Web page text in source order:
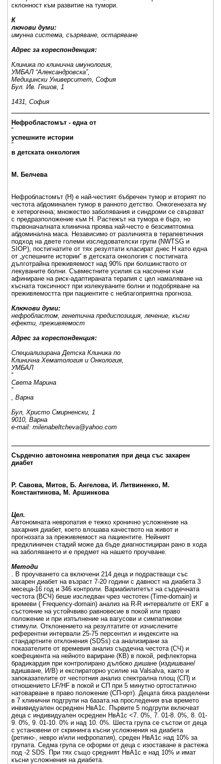
склонност към развитие на тумори.
К
лючови думи:
имунна система, съзряване, остаряване
Адрес за кореспонденция:
Клиника по клинична имунология,
УМБАЛ “Александровска”,
Медицински Университет, София
Бул. Ив. Гешов, 1
1431, София
Нeфробластомът - една от
“
успешните истории
”
в детската онкология
М. Белчева
Нефробластомът (Н) е най-честият бъбречен тумор и вторият по
честота абдоминален тумор в ранното детство. Онкогенезата му
е хетерогенна; множество заболявания и синдроми се свързват
с предразположение към Н. Растежът на тумора е бърз, но
първоначалната клинична проява най-често е безсимптомна
абдоминална маса. Независимо от различията в терапевтичния
подход на двете големи изследователски групи (NWTSG и
SIOP), постигнатите от тях резултати класират днес Н като една
от „успешните истории“ в детската онкология с постигната
дълготрайна преживяемост над 90% при болшинството от
лекуваните болни. Съвместните усилия са насочени към
афиниране на риск-адаптираната терапия с цел намаляване на
късната токсичност при излекуваните болни и подобряване на
преживяемостта при пациентите с неблагоприятна прогноза.
Ключови думи:
нефробластом, генетична предиспозиция, лечение, късни
ефекти, преживяемост
Адрес за кореспонденция:
Специализирана Детска Клиника по
Клинична Хематология и Онкология,
УМБАЛ
“
Света Марина
”
, Варна
Бул, Христо Смирненски, 1
9010, Варна
e-mail: milenabeltcheva@yahoo.com
Сърдечно автономна невропатия при деца със захарен
диабет
Р. Савова, Митов, Б. Ангелова, И. Литвиненко, М.
Константинова, М. Аршинкова
Цел.
Автономната невропатия е тежко хронично усложнение на
захарния диабет, което влошава качеството на живот и
прогнозата за преживяемост на пациентите. Нейният
предклиничен стадий може да бъде диагностициран рано в хода
на заболяването и е предмет на нашето проучване.
Методи
. В проучването са включени 214 деца и подрастващи със
захарен диабет на възраст 7-20 години с давност на диабета 3
месеца-16 год и 346 контроли. Вариабилитетът на сърдечната
честота (ВСЧ) беше изследван чрез честотен (Time-domain) и
времеви ( Frequency-domain) анализ на R-R интервалите от ЕКГ в
състояние на устойчвиво равновесие в покой или право
положение и при изпълнение на вагусови и симпатикови
стимули. Отклонението на резултатите от изчислените
референтни интервали 25-75 персентил и индексите на
стандартните отклонения (SDSs) са анализирани за
показателите от времевия анализ сърдечна честота (СЧ) и
коефециента на нейното вариране (КВ) в покой, рефлекторна
брадикардия при контролирано дълбоко дишане (издишване/
вдишване, И/В) и експираторно усилие на Valsalva, както и
запоказателите от честотния анализ спектрална площ (СП) и
отношението LF/HF в покой и СП при 5 минутно ортостатично
натоварване в право положение (СП-орт). Децата бяха разделени
в 7 клинични подгрупи на базата на проследения във времето
инвивидуален осреднен НвА1с. Първите 5 подгрупи включват
деца с индивидуален осреднен НвА1с <7. 0%, 7. 01-8. 0%, 8. 01-
9. 0%, 9. 01-10. 0% и над 10. 0%. Шеста група се състои от деца
с установени от скрининга късни усложнения на диабета
(ретино-, невро и/или нефропатия), среден НвА1с над 10% за
групата. Седма група се оформи от деца с изоставане в растежа
под -2 SDS. При тях също средният НвА1с е над 10% и имат
късни усложнения на диабета.